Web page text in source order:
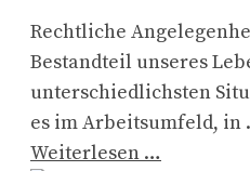
Rechtliche
Bestandteil unseres
unterschiedlichsten
es im Arbeitsumfeld, in
Weiterlesen …